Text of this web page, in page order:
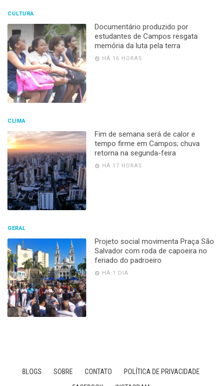
CULTURA
Documentário produzido por
estudantes de Campos resgata
memória da luta pela terra
HÁ 16 HORAS
CLIMA
Fim de semana será de calor e
tempo firme em Campos; chuva
retorna na segunda-feira
HÁ 17 HORAS
GERAL
Projeto social movimenta Praça São
Salvador com roda de capoeira no
feriado do padroeiro
HÁ 1 DIA
BLOGS SOBRE CONTATO
POLÍTICA DE PRIVACIDADE